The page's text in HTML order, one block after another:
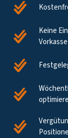
Keine
Vorkasse